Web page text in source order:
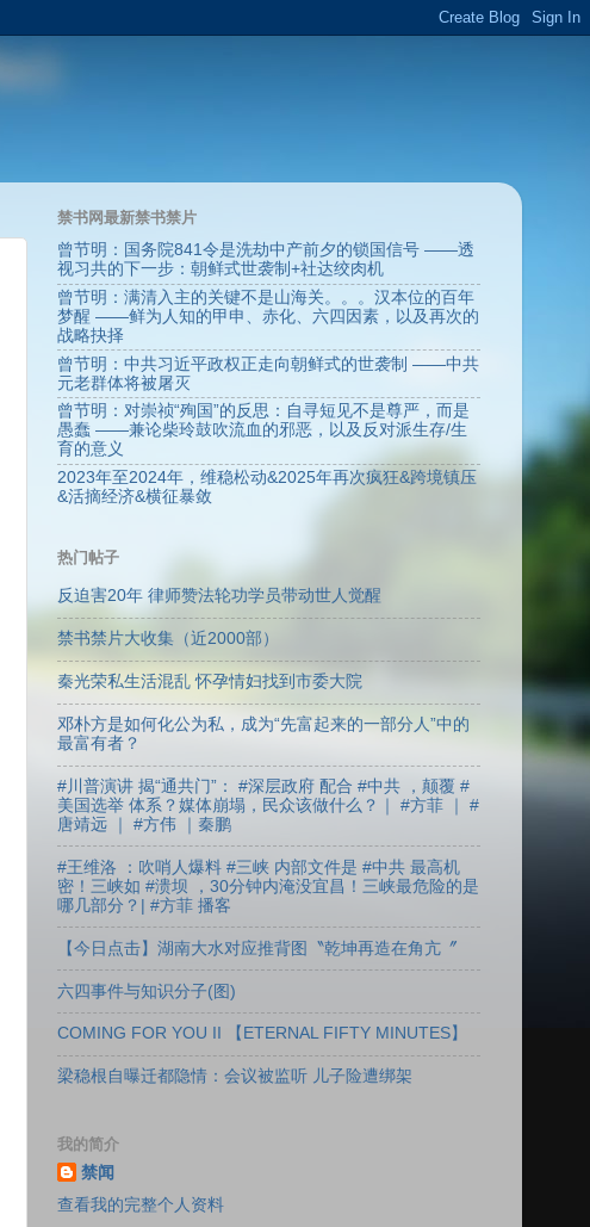
禁书网最新禁书禁片
曾节明：国务院841令是洗劫中产前夕的锁国信号 ——透
视习共的下一步：朝鲜式世袭制+社达绞肉机
曾节明：满清入主的关键不是山海关。。。汉本位的百年
梦醒 ——鲜为人知的甲申、赤化、六四因素，以及再次的
战略抉择
曾节明：中共习近平政权正走向朝鲜式的世袭制 ——中共
元老群体将被屠灭
曾节明：对崇祯“殉国”的反思：自寻短见不是尊严，而是
愚蠢 ——兼论柴玲鼓吹流血的邪恶，以及反对派生存/生
育的意义
2023年至2024年，维稳松动&2025年再次疯狂&跨境镇压
&活摘经济&横征暴敛
热门帖子
反迫害20年 律师赞法轮功学员带动世人觉醒
禁书禁片大收集（近2000部）
秦光荣私生活混乱 怀孕情妇找到市委大院
邓朴方是如何化公为私，成为“先富起来的一部分人”中的
最富有者？
#川普演讲 揭“通共门”： #深层政府 配合 #中共 ，颠覆 #
美国选举 体系？媒体崩塌，民众该做什么？｜ #方菲 ｜ #
唐靖远 ｜ #方伟 ｜秦鹏
#王维洛 ：吹哨人爆料 #三峡 内部文件是 #中共 最高机
密！三峡如 #溃坝 ，30分钟内淹没宜昌！三峡最危险的是
哪几部分？| #方菲 播客
【今日点击】湖南大水对应推背图〝乾坤再造在角亢〞
六四事件与知识分子(图)
COMING FOR YOU II 【ETERNAL FIFTY MINUTES】
梁稳根自曝迁都隐情：会议被监听 儿子险遭绑架
我的简介
禁闻
查看我的完整个人资料